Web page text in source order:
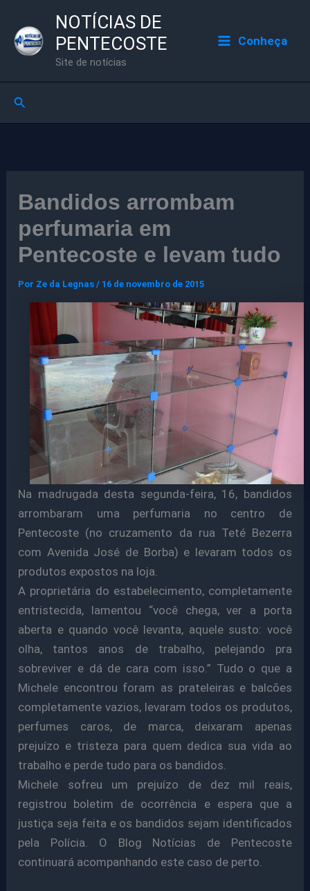
para
NOTÍCIAS DE
PENTECOSTE
Site de notícias
Conheça
Pesquisar
Bandidos arrombam
perfumaria em
Pentecoste e levam tudo
Por Ze da Legnas/ 16 de novembro de 2015
Na madrugada desta segunda-feira, 16, bandidos
arrombaram uma perfumaria no centro de
Pentecoste (no cruzamento da rua Teté Bezerra
com Avenida José de Borba) e levaram todos os
produtos expostos na loja.
A proprietária do estabelecimento, completamente
entristecida, lamentou “você chega, ver a porta
aberta e quando você levanta, aquele susto: você
olha, tantos anos de trabalho, pelejando pra
sobreviver e dá de cara com isso.” Tudo o que a
Michele encontrou foram as prateleiras e balcões
completamente vazios, levaram todos os produtos,
perfumes caros, de marca, deixaram apenas
prejuízo e tristeza para quem dedica sua vida ao
trabalho e perde tudo para os bandidos.
Michele sofreu um prejuízo de dez mil reais,
registrou boletim de ocorrência e espera que a
justiça seja feita e os bandidos sejam identificados
pela Polícia. O Blog Notícias de Pentecoste
continuará acompanhando este caso de perto.